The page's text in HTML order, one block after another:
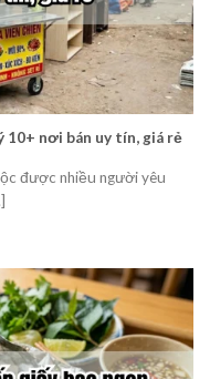
10+ nơi bán uy tín, giá rẻ
được nhiều người yêu